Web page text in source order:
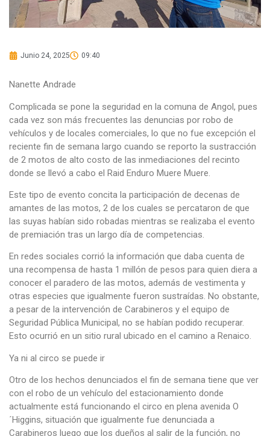
Junio 24, 2025 09:40
Nanette Andrade
Complicada se pone la seguridad en la comuna de Angol, pues
cada vez son más frecuentes las denuncias por robo de
vehículos y de locales comerciales, lo que no fue excepción el
reciente fin de semana largo cuando se reporto la sustracción
de 2 motos de alto costo de las inmediaciones del recinto
donde se llevó a cabo el Raid Enduro Muere Muere.
Este tipo de evento concita la participación de decenas de
amantes de las motos, 2 de los cuales se percataron de que
las suyas habían sido robadas mientras se realizaba el evento
de premiación tras un largo día de competencias.
En redes sociales corrió la información que daba cuenta de
una recompensa de hasta 1 millón de pesos para quien diera a
conocer el paradero de las motos, además de vestimenta y
otras especies que igualmente fueron sustraídas. No obstante,
a pesar de la intervención de Carabineros y el equipo de
Seguridad Pública Municipal, no se habían podido recuperar.
Esto ocurrió en un sitio rural ubicado en el camino a Renaico.
Ya ni al circo se puede ir
Otro de los hechos denunciados el fin de semana tiene que ver
con el robo de un vehículo del estacionamiento donde
actualmente está funcionando el circo en plena avenida O
´Higgins, situación que igualmente fue denunciada a
Carabineros luego que los dueños al salir de la función, no